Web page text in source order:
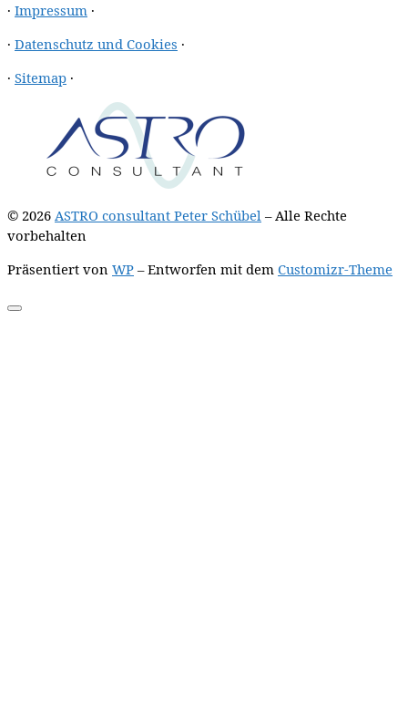
· Impressum ·
· Datenschutz und Cookies ·
· Sitemap ·
© 2026 ASTRO consultant Peter Schübel – Alle Rechte
vorbehalten
Präsentiert von WP – Entworfen mit dem Customizr-Theme